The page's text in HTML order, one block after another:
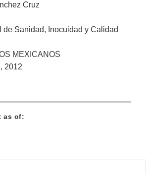
Cruz
de Sanidad, Inocuidad y Calidad
MEXICANOS
2012
as of: